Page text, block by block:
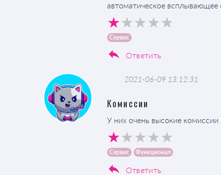
автоматическое всплывающее
Сервис
Ответить
2021-06-09 13:12:31
Комиссии
У них очень высокие
Сервис Функционал
Ответить